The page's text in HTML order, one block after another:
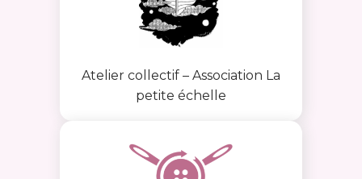
Atelier collectif – Association La
petite échelle